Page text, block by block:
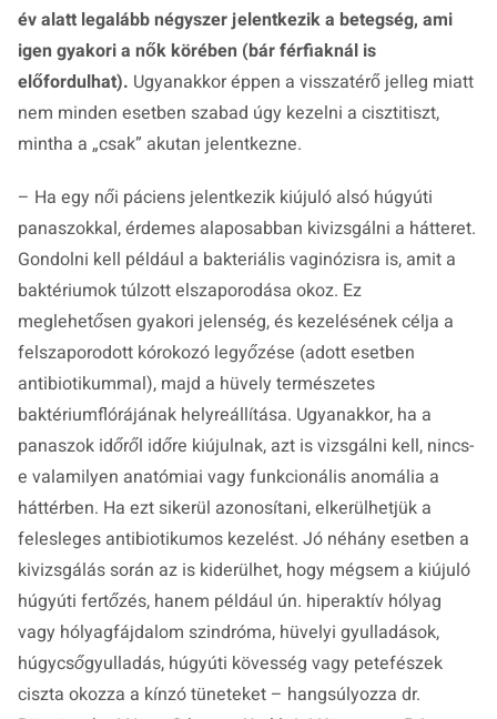
év alatt legalább négyszer jelentkezik a betegség, ami
igen gyakori a nők körében (bár férfiaknál is
előfordulhat). Ugyanakkor éppen a visszatérő jelleg miatt
nem minden esetben szabad úgy kezelni a cisztitiszt,
mintha a „csak” akutan jelentkezne.
– Ha egy női páciens jelentkezik kiújuló alsó húgyúti
panaszokkal, érdemes alaposabban kivizsgálni a hátteret.
Gondolni kell például a bakteriális vaginózisra is, amit a
baktériumok túlzott elszaporodása okoz. Ez
meglehetősen gyakori jelenség, és kezelésének célja a
felszaporodott kórokozó legyőzése (adott esetben
antibiotikummal), majd a hüvely természetes
baktériumflórájának helyreállítása. Ugyanakkor, ha a
panaszok időről időre kiújulnak, azt is vizsgálni kell, nincs-
e valamilyen anatómiai vagy funkcionális anomália a
háttérben. Ha ezt sikerül azonosítani, elkerülhetjük a
felesleges antibiotikumos kezelést. Jó néhány esetben a
kivizsgálás során az is kiderülhet, hogy mégsem a kiújuló
húgyúti fertőzés, hanem például ún. hiperaktív hólyag
vagy hólyagfájdalom szindróma, hüvelyi gyulladások,
húgycsőgyulladás, húgyúti kövesség vagy petefészek
ciszta okozza a kínzó tüneteket – hangsúlyozza dr.